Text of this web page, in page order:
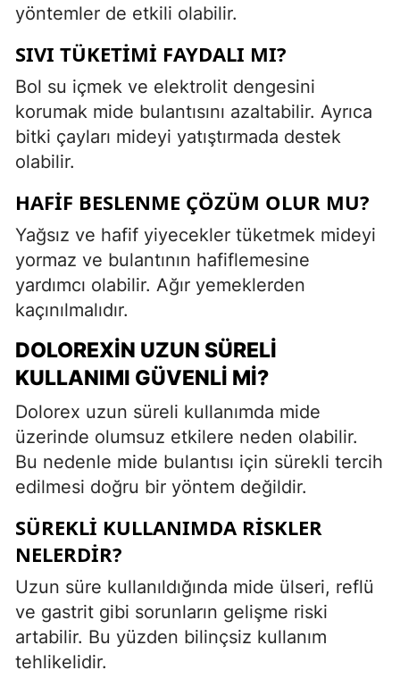
yöntemler de etkili olabilir.
SIVI TÜKETIMI FAYDALI MI?
Bol su içmek ve elektrolit dengesini
korumak mide bulantısını azaltabilir. Ayrıca
bitki çayları mideyi yatıştırmada destek
olabilir.
HAFIF BESLENME ÇÖZÜM OLUR MU?
Yağsız ve hafif yiyecekler tüketmek mideyi
yormaz ve bulantının hafiflemesine
yardımcı olabilir. Ağır yemeklerden
kaçınılmalıdır.
DOLOREXIN UZUN SÜRELI
KULLANIMI GÜVENLI MI?
Dolorex uzun süreli kullanımda mide
üzerinde olumsuz etkilere neden olabilir.
Bu nedenle mide bulantısı için sürekli tercih
edilmesi doğru bir yöntem değildir.
SÜREKLI KULLANIMDA RISKLER
NELERDIR?
Uzun süre kullanıldığında mide ülseri, reflü
ve gastrit gibi sorunların gelişme riski
artabilir. Bu yüzden bilinçsiz kullanım
tehlikelidir.